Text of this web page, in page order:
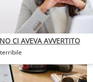
CI AVEVA AVVERTITO